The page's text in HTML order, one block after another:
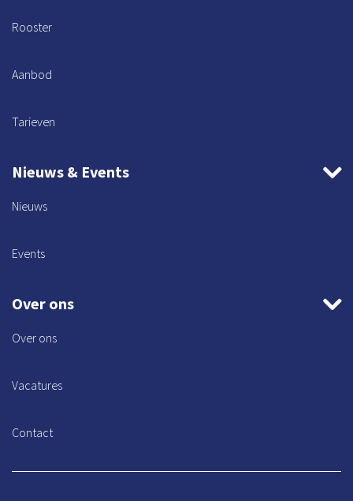
Rooster
Aanbod
Tarieven
Nieuws & Events
Nieuws
Events
Over ons
Over ons
Vacatures
Contact